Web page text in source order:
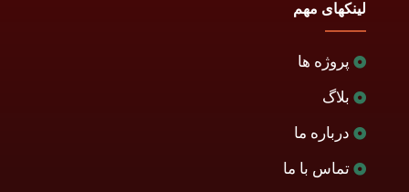
لینکهای مهم
پروژه ها
بلاگ
درباره ما
تماس با ما